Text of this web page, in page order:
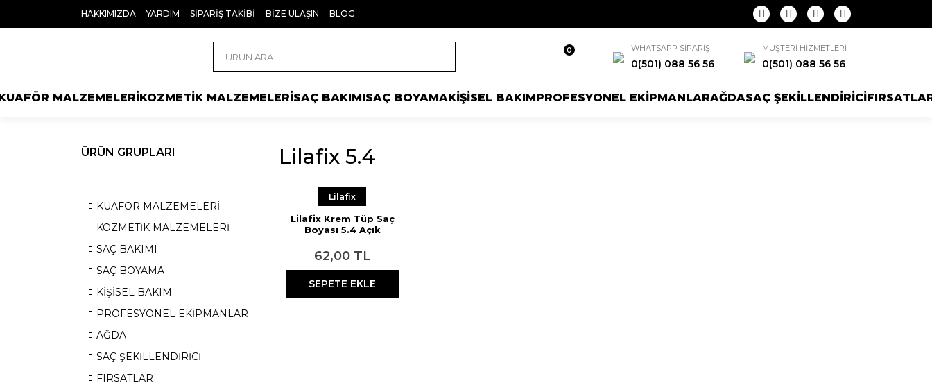
HAKKIMIZDA YARDIM SİPARİŞ TAKİBİ BİZE ULAŞIN BLOG
0 WHATSAPP SİPARİŞ
0(501) 088 56 56
MÜŞTERİ HİZMETLERİ
0(501) 088 56 56
MALZEMELERİKOZMETİK MALZEMELERİSAÇ BAKIMISAÇ BOYAMAKİŞİSEL BAKIMPROFESYONEL EKİPMANLARAĞDASAÇ ŞEKİLLENDİRİCİ
ÜRÜN GRUPLARI
KUAFÖR MALZEMELERİ
KOZMETİK MALZEMELERİ
SAÇ BAKIMI
SAÇ BOYAMA
KİŞİSEL BAKIM
PROFESYONEL EKİPMANLAR
AĞDA
SAÇ ŞEKİLLENDİRİCİ
FIRSATLAR
Lilafix 5.4
Lilafix
Lilafix Krem Tüp Saç
Boyası 5.4 Açık
ml
62,00 TL
SEPETE EKLE